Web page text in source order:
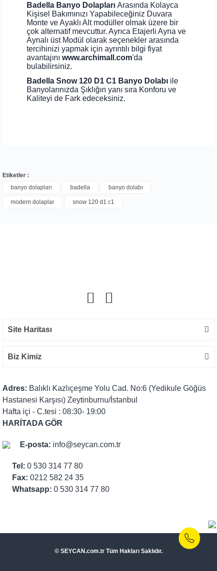
Badella Banyo Dolapları Arasında Kolayca
Kişisel Bakımınızı Yapabileceğiniz Duvara
Monte ve Ayaklı Alt modüller olmak üzere bir
çok alternatif mevcuttur. Ayrıca Etajerli Ayna ve
Aynalı üst Modül olarak seçenekler arasında
tercihinizi yapmak için ayrıntılı bilgi fiyat
avantajını www.archimall.com'da
bulabilirsiniz.
Badella Snow 120 D1 C1 Banyo Dolabı ile
Banyolarınızda Şıklığın yanı sıra Konforu ve
Kaliteyi de Fark edeceksiniz.
Bu ürüne ilk yorumu siz yapın!
Etiketler :
banyo dolapları
badella banyo dolabı
modern dolaplar snow 120 d1 c1
Site Haritası
Biz Kimiz
Adres: Balıklı Kazlıçeşme Yolu Cad. No:6 (Yedikule Göğüs
Hastanesi Karşısı) Zeytinburnu/İstanbul
Hafta içi - C.tesi : 08:30- 19:00
HARİTADA GÖR
E-posta: info@seycan.com.tr
Tel: 0 530 314 77 80
Fax: 0212 582 24 35
Whatsapp: 0 530 314 77 80
© SEYCAN.com.tr Tüm Hakları Saklıdır.